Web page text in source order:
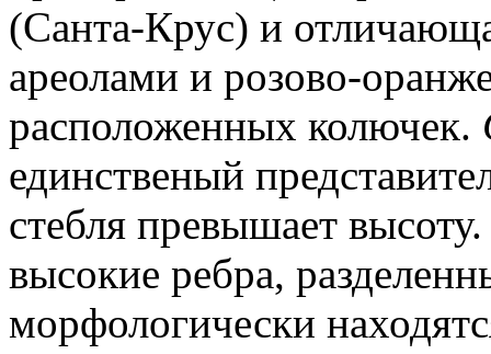
(Санта-Крус) и
ареолами и розово-
расположенных колючек.
единственый
стебля превышает
высокие ребра,
морфологически